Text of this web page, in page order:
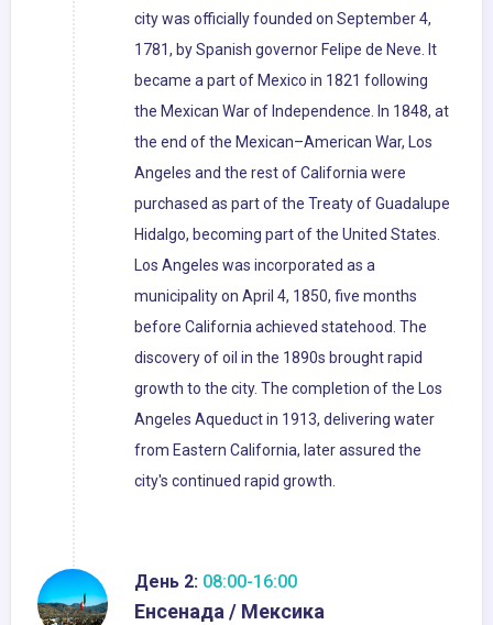
city was officially founded on September 4,
1781, by Spanish governor Felipe de Neve. It
became a part of Mexico in 1821 following
the Mexican War of Independence. In 1848, at
the end of the Mexican–American War, Los
Angeles and the rest of California were
purchased as part of the Treaty of Guadalupe
Hidalgo, becoming part of the United States.
Los Angeles was incorporated as a
municipality on April 4, 1850, five months
before California achieved statehood. The
discovery of oil in the 1890s brought rapid
growth to the city. The completion of the Los
Angeles Aqueduct in 1913, delivering water
from Eastern California, later assured the
city's continued rapid growth.
День 2: 08:00-16:00
Енсенада / Мексика